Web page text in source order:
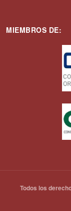
MIEMBROS DE:
Todos los